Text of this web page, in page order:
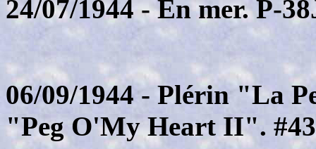
24/07/1944 - En mer. P-
06/09/1944 - Plérin "La
"Peg O'My Heart II".